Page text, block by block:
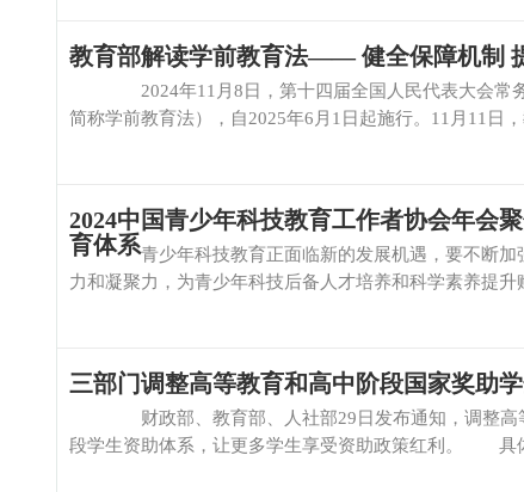
教育部解读学前教育法—— 健全保障机制
2024年11月8日，第十四届全国人民代表大会常务
简称学前教育法），自2025年6月1日起施行。11月11日
2024中国青少年科技教育工作者协会年
育体系
青少年科技教育正面临新的发展机遇，要不断加强
力和凝聚力，为青少年科技后备人才培养和科学素养提
三部门调整高等教育和高中阶段国家奖助
财政部、教育部、人社部29日发布通知，调整高等
段学生资助体系，让更多学生享受资助政策红利。 具